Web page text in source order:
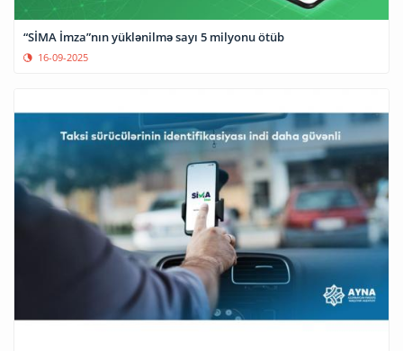
“SİMA İmza”nın yüklənilmə sayı 5 milyonu ötüb
16-09-2025